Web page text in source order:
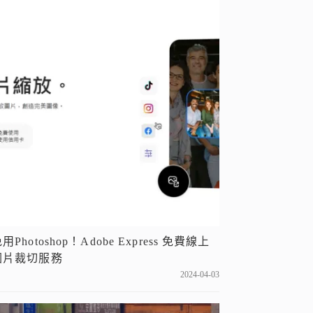
用Photoshop！Adobe Express 免費線上
片裁切服務
2024-04-03